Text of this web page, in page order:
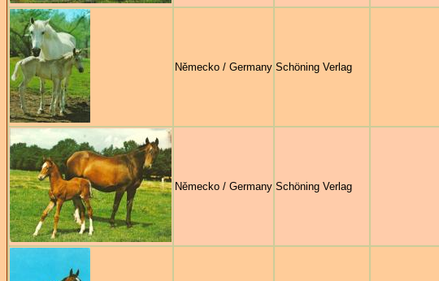
Německo / Germany Schöning Verlag
Německo / Germany Schöning Verlag